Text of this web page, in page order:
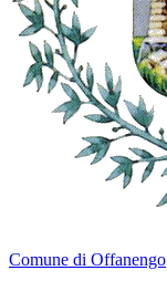
Comune di Offanengo